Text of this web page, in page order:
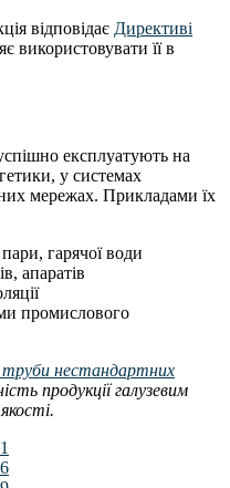
відповідає Директиві
використовувати її в
експлуатують на
у системах
мережах. Прикладами їх
гарячої води
апаратів
промислового
труби нестандартних
продукції галузевим